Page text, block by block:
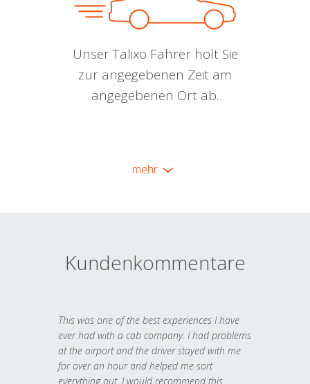
Unser Talixo Fahrer holt Sie
zur angegebenen Zeit am
angegebenen Ort ab.
mehr
Kundenkommentare
This was one of the best experiences I have
ever had with a cab company. I had problems
at the airport and the driver stayed with me
for over an hour and helped me sort
everything out. I would recommend this